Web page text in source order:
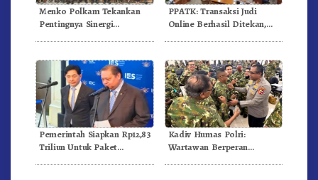
Menko Polkam Tekankan
Pentingnya Sinergi
Bangsa
PPATK: Transaksi Judi
Online Berhasil Ditekan,
Pemerintah Siapkan Rp12,83
Triliun Untuk Paket
Kadiv Humas Polri:
Wartawan Berperan